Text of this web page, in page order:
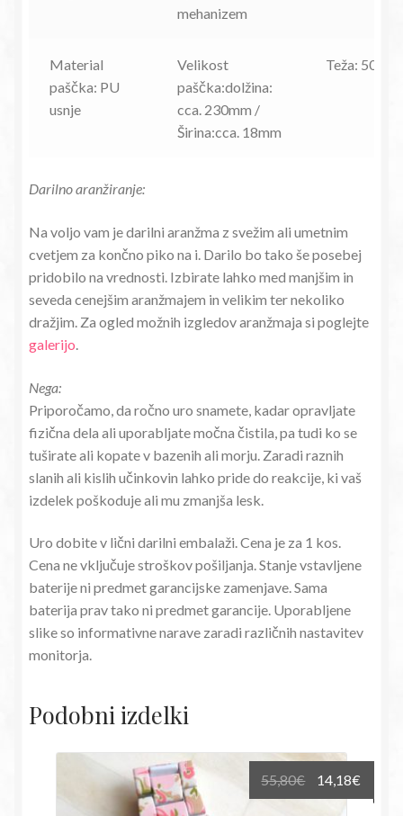
mehanizem
Material
paščka: PU
usnje
Velikost
paščka:dolžina:
cca. 230mm /
Širina:cca. 18mm
Teža: 50g
Darilno aranžiranje:
Na voljo vam je darilni aranžma z svežim ali umetnim
cvetjem za končno piko na i. Darilo bo tako še posebej
pridobilo na vrednosti. Izbirate lahko med manjšim in
seveda cenejšim aranžmajem in velikim ter nekoliko
dražjim. Za ogled možnih izgledov aranžmaja si poglejte
galerijo.
Nega:
Priporočamo, da ročno uro snamete, kadar opravljate
fizična dela ali uporabljate močna čistila, pa tudi ko se
tuširate ali kopate v bazenih ali morju. Zaradi raznih
slanih ali kislih učinkovin lahko pride do reakcije, ki vaš
izdelek poškoduje ali mu zmanjša lesk.
Uro dobite v lični darilni embalaži. Cena je za 1 kos.
Cena ne vključuje stroškov pošiljanja. Stanje vstavljene
baterije ni predmet garancijske zamenjave. Sama
baterija prav tako ni predmet garancije. Uporabljene
slike so informativne narave zaradi različnih nastavitev
monitorja.
Podobni izdelki
55,80€
Izvirna
cena
14,18€
cena